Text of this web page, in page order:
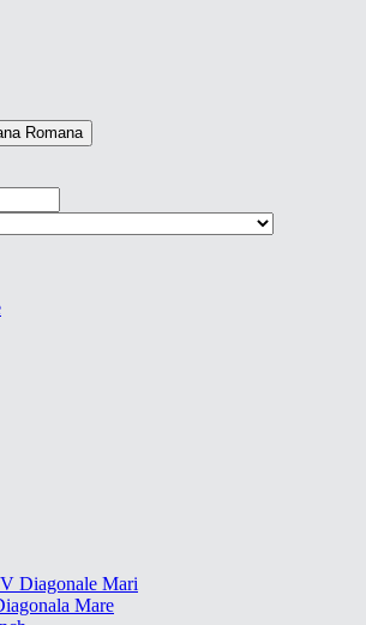
Romana
Diagonale Mari
Mare